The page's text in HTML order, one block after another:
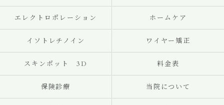
エレクトロポレーション ホームケア
イソトレチノイン ワイヤー矯正
スキンポット 3D 料金表
保険診療 当院について